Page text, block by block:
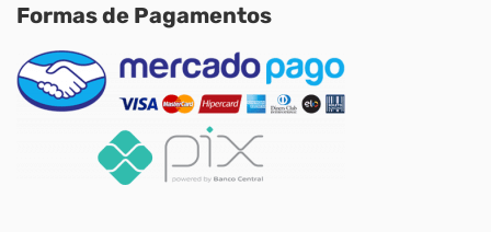
Formas de Pagamentos